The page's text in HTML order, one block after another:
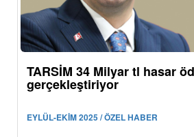
TARSİM 34 Milyar tl hasar
gerçekleştiriyor
EYLÜL-EKİM 2025 / ÖZEL HABER